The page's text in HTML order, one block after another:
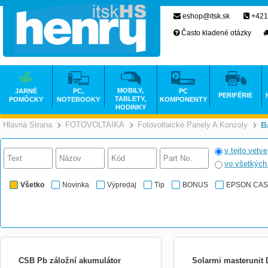
Hlavná Strana >
FOTOVOLTAIKA >
Fotovoltaické Panely A Konzoly
v tejto vetve
vo
Všetko Novinka Výpredaj Tip BONUS EPSON
CSB Pb záložní akumulátor
Solarmi masterunit
eshop@itsk.sk
Často kladené otázky
JARNÉ
POMÔCKY
PC,
NOTEBOOKY
MOBILY,
TABLETY,
HODINKY
PC
KOMPONENTY
PERIFÉRIE